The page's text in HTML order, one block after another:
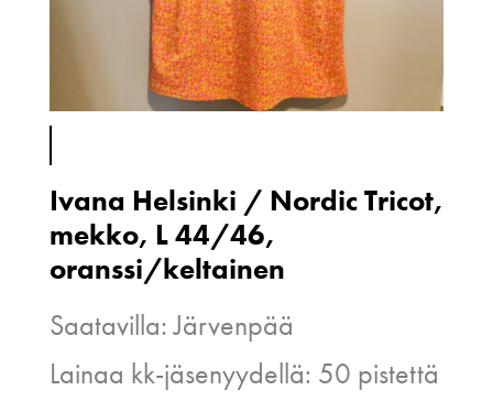
Ivana Helsinki / Nordic Tricot,
mekko, L 44/46,
oranssi/keltainen
Saatavilla: Järvenpää
Lainaa kk-jäsenyydellä: 50 pistettä